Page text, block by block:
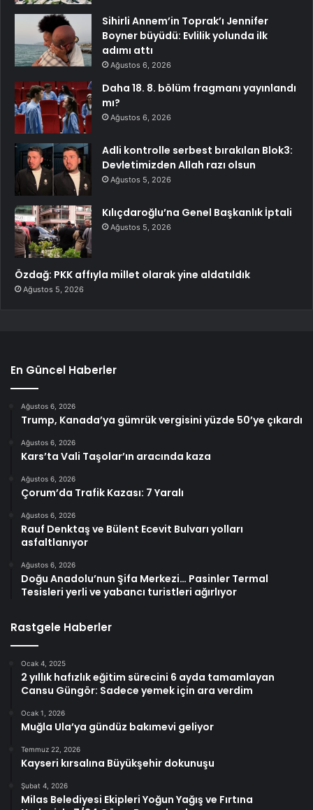
Sihirli Annem’in Toprak’ı Jennifer
Boyner büyüdü: Evlilik yolunda ilk
adımı attı
Ağustos 6, 2026
Daha 18. 8. bölüm fragmanı yayınlandı
mı?
Ağustos 6, 2026
Adli kontrolle serbest bırakılan Blok3:
Devletimizden Allah razı olsun
Ağustos 5, 2026
Kılıçdaroğlu’na Genel Başkanlık İptali
Ağustos 5, 2026
Özdağ: PKK affıyla millet olarak yine aldatıldık
Ağustos 5, 2026
En Güncel Haberler
Ağustos 6, 2026
Trump, Kanada’ya gümrük vergisini yüzde 50’ye çıkardı
Ağustos 6, 2026
Kars’ta Vali Taşolar’ın aracında kaza
Ağustos 6, 2026
Çorum’da Trafik Kazası: 7 Yaralı
Ağustos 6, 2026
Rauf Denktaş ve Bülent Ecevit Bulvarı yolları
asfaltlanıyor
Ağustos 6, 2026
Doğu Anadolu’nun Şifa Merkezi… Pasinler Termal
Tesisleri yerli ve yabancı turistleri ağırlıyor
Rastgele Haberler
Ocak 4, 2025
2 yıllık hafızlık eğitim sürecini 6 ayda tamamlayan
Cansu Güngör: Sadece yemek için ara verdim
Ocak 1, 2026
Muğla Ula’ya gündüz bakımevi geliyor
Temmuz 22, 2026
Kayseri kırsalına Büyükşehir dokunuşu
Şubat 4, 2026
Milas Belediyesi Ekipleri Yoğun Yağış ve Fırtına